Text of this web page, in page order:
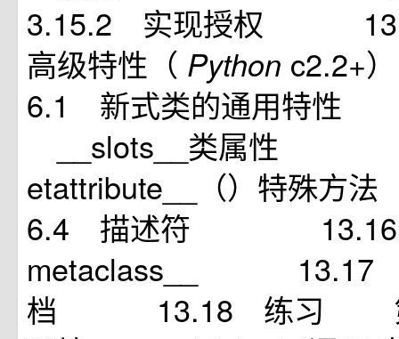
3.15.2 实现授权
高级特性（ Python
6.1 新式类的通用特
__slots__类属性
etattribute__（）特
6.4 描述符
metaclass__ 13.17
档 13.18 练习